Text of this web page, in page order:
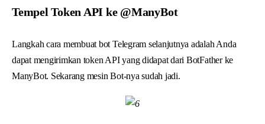
Tempel Token API ke @ManyBot
Langkah cara membuat bot Telegram selanjutnya adalah Anda
dapat mengirimkan token API yang didapat dari BotFather ke
ManyBot. Sekarang mesin Bot-nya sudah jadi.